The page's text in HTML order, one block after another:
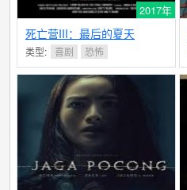
2017年
死亡营III：最后的夏天
类型: 喜剧 恐怖